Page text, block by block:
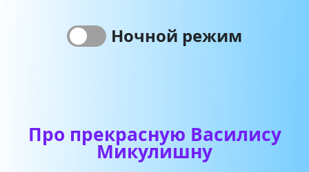
Ночной режим
Про прекрасную Василису
Микулишну